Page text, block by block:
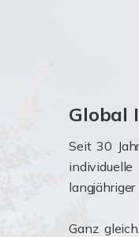
Global
Seit 30
Ganz